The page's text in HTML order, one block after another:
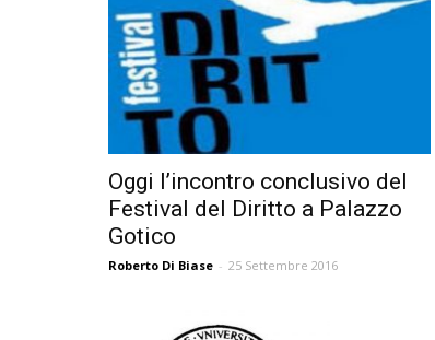
Oggi l’incontro conclusivo del
Festival del Diritto a Palazzo
Gotico
Roberto Di Biase - 25 Settembre 2016